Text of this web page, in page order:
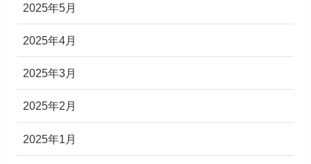
2025年5月
2025年4月
2025年3月
2025年2月
2025年1月